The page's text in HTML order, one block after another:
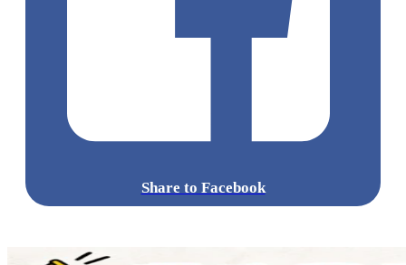
Share to Facebook